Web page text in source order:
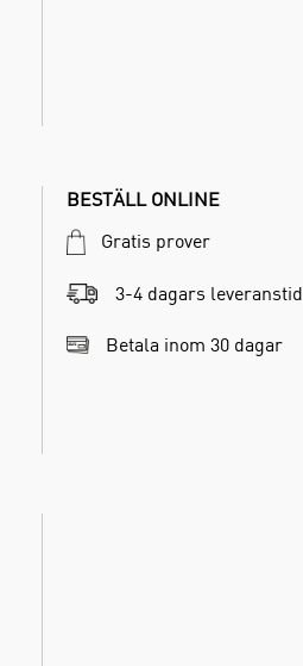
BESTÄLL ONLINE
Gratis prover
3-4 dagars leveranstid
Betala inom 30 dagar